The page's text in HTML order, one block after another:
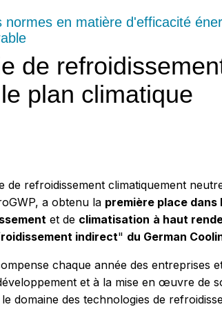
de
plan climatique
normes en matière d'efficacité
de refroidissement climatiquement
a obtenu la première place
et de climatisation à haut
indirect" du German
chaque année des entreprises
et à la mise en œuvre de
domaine des technologies de